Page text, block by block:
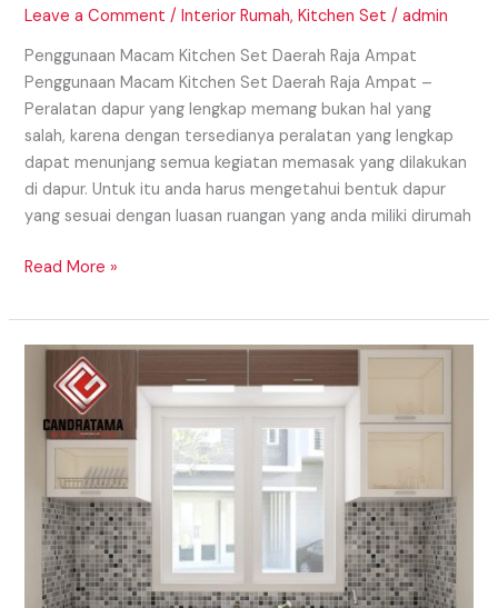
Leave a Comment /Interior Rumah,Kitchen Set /admin
Penggunaan Macam Kitchen Set Daerah Raja Ampat
Penggunaan Macam Kitchen Set Daerah Raja Ampat –
Peralatan dapur yang lengkap memang bukan hal yang
salah, karena dengan tersedianya peralatan yang lengkap
dapat menunjang semua kegiatan memasak yang dilakukan
di dapur. Untuk itu anda harus mengetahui bentuk dapur
yang sesuai dengan luasan ruangan yang anda miliki dirumah
Read More »
Model
Kitchen
Trendy
Masa
Kini
Timor
Leste